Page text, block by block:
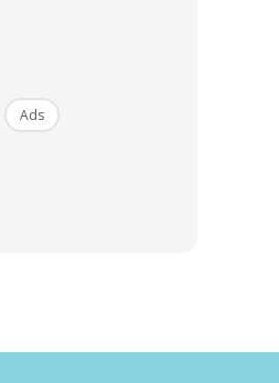
Ads